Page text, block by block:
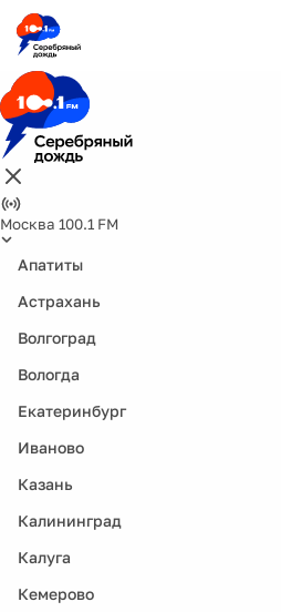
Москва 100.1 FM
Апатиты
Астрахань
Волгоград
Вологда
Екатеринбург
Иваново
Казань
Калининград
Калуга
Кемерово